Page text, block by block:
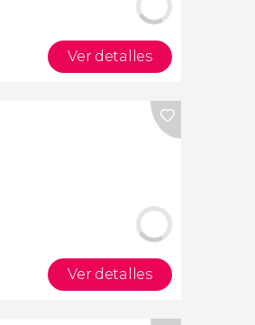
Ver detalles
Ver detalles